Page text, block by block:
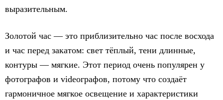
выразительным.
Золотой час — это приблизительно час после восхода
и час перед закатом: свет тёплый, тени длинные,
контуры — мягкие. Этот период очень популярен у
фотографов и videографов, потому что создаёт
гармоничное мягкое освещение и характеристики